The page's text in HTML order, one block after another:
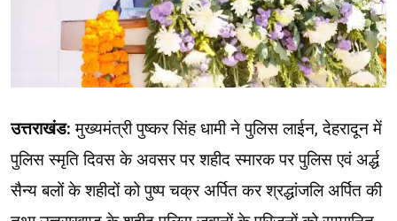
उत्तराखंड: मुख्यमंत्री पुष्कर सिंह धामी ने पुलिस लाईन, देहरादून में
पुलिस स्मृति दिवस के अवसर पर शहीद स्मारक पर पुलिस एवं अर्द्ध
सैन्य बलों के शहीदों को पुष्प चक्र अर्पित कर श्रद्धांजलि अर्पित की